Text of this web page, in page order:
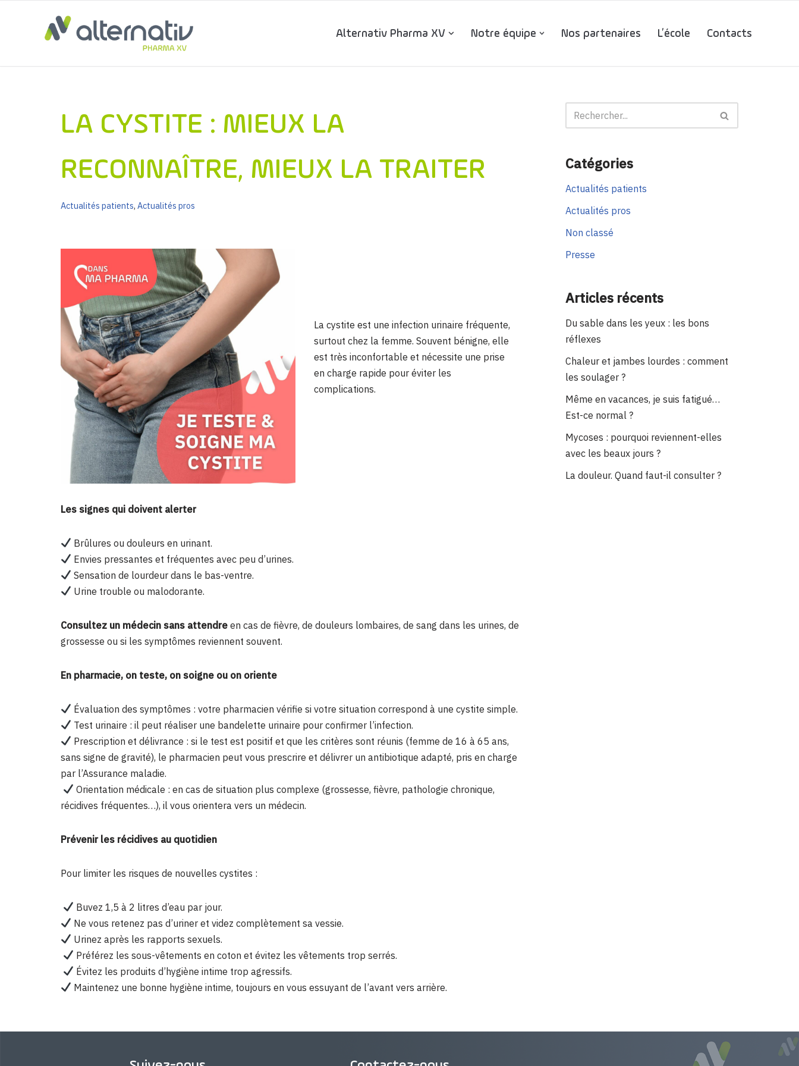
contenu
Alternativ Pharma XV Notre équipe Nos partenaires L’école Contacts
LA CYSTITE : MIEUX LA
RECONNAÎTRE, MIEUX LA TRAITER
Actualités patients, Actualités pros
La cystite est une infection urinaire fréquente,
surtout chez la femme. Souvent bénigne, elle
est très inconfortable et nécessite une prise
en charge rapide pour éviter les
complications.
Les signes qui doivent alerter
Brûlures ou douleurs en urinant.
Envies pressantes et fréquentes avec peu d’urines.
Sensation de lourdeur dans le bas-ventre.
Urine trouble ou malodorante.
Consultez un médecin sans attendre en cas de fièvre, de douleurs lombaires, de sang dans les urines, de
grossesse ou si les symptômes reviennent souvent.
En pharmacie, on teste, on soigne ou on oriente
Évaluation des symptômes : votre pharmacien vérifie si votre situation correspond à une cystite simple.
Test urinaire : il peut réaliser une bandelette urinaire pour confirmer l’infection.
Prescription et délivrance : si le test est positif et que les critères sont réunis (femme de 16 à 65 ans,
sans signe de gravité), le pharmacien peut vous prescrire et délivrer un antibiotique adapté, pris en charge
par l’Assurance maladie.
Orientation médicale : en cas de situation plus complexe (grossesse, fièvre, pathologie chronique,
récidives fréquentes…), il vous orientera vers un médecin.
Prévenir les récidives au quotidien
Pour limiter les risques de nouvelles cystites :
Buvez 1,5 à 2 litres d’eau par jour.
Ne vous retenez pas d’uriner et videz complètement sa vessie.
Urinez après les rapports sexuels.
Préférez les sous-vêtements en coton et évitez les vêtements trop serrés.
Évitez les produits d’hygiène intime trop agressifs.
Maintenez une bonne hygiène intime, toujours en vous essuyant de l’avant vers arrière.
Catégories
Actualités patients
Actualités pros
Non classé
Presse
Articles récents
Du sable dans les yeux : les bons
réflexes
Chaleur et jambes lourdes : comment
les soulager ?
Même en vacances, je suis fatigué…
Est-ce normal ?
Mycoses : pourquoi reviennent-elles
avec les beaux jours ?
La douleur. Quand faut-il consulter ?